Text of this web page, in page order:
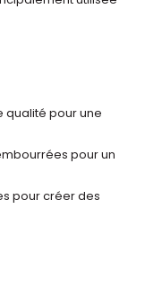
qualité pour une
pour un
pour créer des